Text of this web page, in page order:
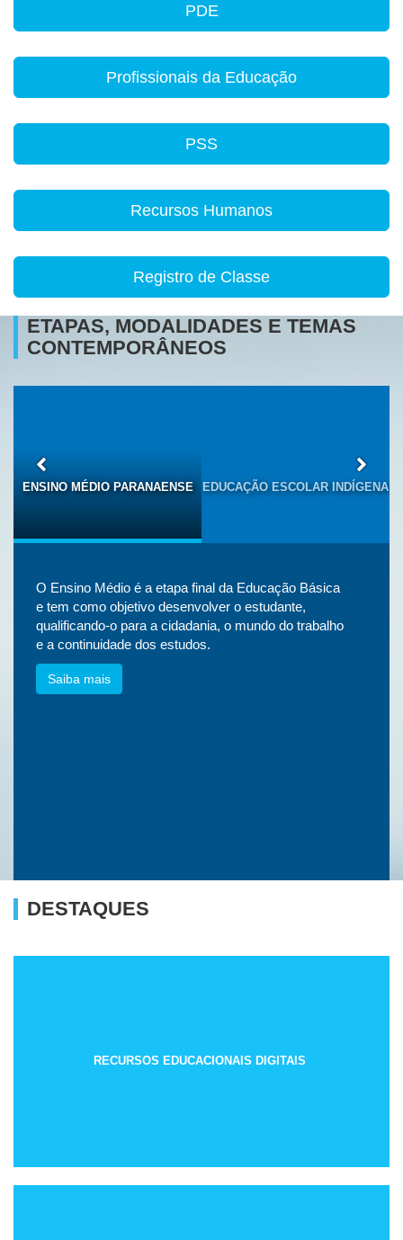
PDE
Profissionais da Educação
PSS
Recursos Humanos
Registro de Classe
ETAPAS, MODALIDADES E TEMAS
CONTEMPORÂNEOS
ENSINO MÉDIO PARANAENSE
EDUCAÇÃO ESCOLAR INDÍGENA
O Ensino Médio é a etapa final da Educação Básica
e tem como objetivo desenvolver o estudante,
qualificando-o para a cidadania, o mundo do trabalho
e a continuidade dos estudos.
Saiba mais
DESTAQUES
RECURSOS EDUCACIONAIS DIGITAIS